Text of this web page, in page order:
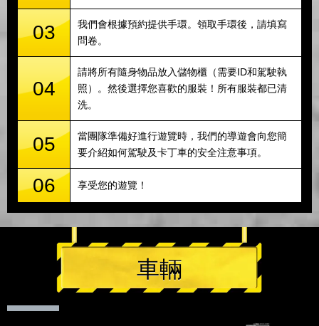
03
我們會根據預約提供手環。領取手環後，請填寫
問卷。
04
請將所有隨身物品放入儲物櫃（需要ID和駕駛執
照）。然後選擇您喜歡的服裝！所有服裝都已清
洗。
05
當團隊準備好進行遊覽時，我們的導遊會向您簡
要介紹如何駕駛及卡丁車的安全注意事項。
06 享受您的遊覽！
車輛